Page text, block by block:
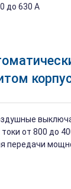
до 630 А
токи от 800 до
передачи